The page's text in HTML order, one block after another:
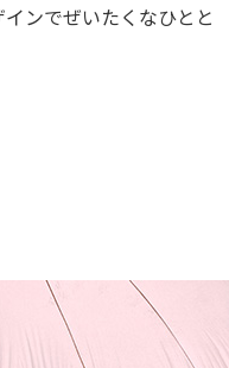
ンでぜいたくなひとと